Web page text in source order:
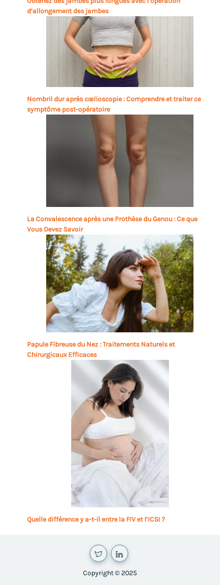
d’allongement des jambes
Nombril dur après cœlioscopie : Comprendre et traiter ce
symptôme post-opératoire
La Convalescence après une Prothèse du Genou : Ce que
Vous Devez Savoir
Papule Fibreuse du Nez : Traitements Naturels et
Chirurgicaux Efficaces
Quelle différence y a-t-il entre la FIV et l’ICSI ?
Copyright © 2025